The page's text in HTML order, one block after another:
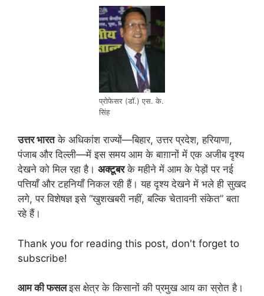
प्रोफेसर (डॉ.) एस. के.
सिंह
उत्तर भारतके अधिकांश राज्यों—बिहार, उत्तर प्रदेश, हरियाणा,
पंजाब और दिल्ली—में इस समय आम के बाग़ानों में एक अजीब दृश्य
देखने को मिल रहा है। अक्टूबरके महीने में आम के पेड़ों पर नई
पत्तियाँ और टहनियाँ निकल रही हैं। यह दृश्य देखने में भले ही सुखद
लगे, पर विशेषज्ञ इसे “खुशखबरी नहीं, बल्कि चेतावनी संकेत” बता
रहे हैं।
Thank you for reading this post, don't forget to
subscribe!
आम की फसलइस क्षेत्र के किसानों की प्रमुख आय का स्रोत है।